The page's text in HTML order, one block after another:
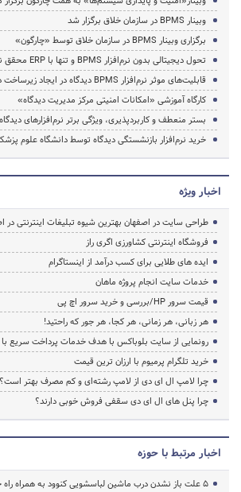
وبینار BPMS در سازمان خلاق برگزار شد
برگزاری وبینار BPMS در سازمان خلاق توسط «چارگون»
تحول دیجیتالی بدون نرم‌افزار BPMS و تنها با ERP محقق نمی‌شود
قابلیت‌های موثر نرم‌افزار BPMS دیدگاه در ایجاد زیرساخت دورکاری سازمانها
کارگاه آموزشی «امکانات امنیتی مرکز مدیریت دیدگاه»
بستر منعطف و کاربردپذیری، ویژگی برتر نرم‌افزارهای
خرید نرم‌افزار بازنشستگی دیدگاه توسط دانشگاه علوم
اخبار ویژه
طراحی سایت در اصفهان بهترین شیوه تبلیغات اینترنتی در
فروشگاه اینترنتی کشاورزی اگری راز
ایده های طلایی برای کسب درآمد از اینستاگرام
خدمات سایت انجام پروژه ماهان
قیمت سرور HP/بررسی و خرید سرور اچ پی
هر زبانی، هر زمانی، هر کجا، هر جور که راحتید!
رونمایی از سایت بلوباکس با هدف خدمات پرداخت سریع با
خرید تلگرام پرمیوم با ارزان ترین قیمت
چرا لامپ ال ای دی از لامپ رشته‌ای و کم مصرف بهتر است؟
چرا پنل های ال ای دی سقفی فروش خوبی دارند؟
اخبار مرتبط با حوزه
5 علت باز نشدن درب ماشین لباسشویی کنوود به همراه راه حل